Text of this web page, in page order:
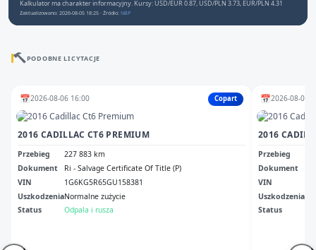
Kalkulator ma charakter informacyjny. Kursy: USD/EUR 0.87, USD/PLN 3.73, EUR/PLN 4.31
Zaktualizowano: 2026-08-05 18:25 · Źródło: NBP
PODOBNE LICYTACJE
📅2026-08-06 16:00 Copart
2016 CADILLAC CT6 PREMIUM
Przebieg
227 883 km
Dokument
Ri - Salvage Certificate Of Title (P)
VIN
1G6KG5R65GU158381
UszkodzeniaNormalne zużycie
Status
Odpala i rusza
📅2026-08-06
2016
Przebieg
Dokument
VIN
Uszkodzenia
Status